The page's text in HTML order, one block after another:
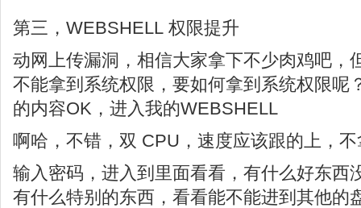
第三，WEBSHELL 权限提升
动网上传漏洞，相信大家拿下不少肉鸡吧，
不能拿到系统权限，要如何拿到系统权限呢
的内容OK，进入我的WEBSHELL
啊哈，不错，双 CPU，速度应该跟的上，
输入密码，进入到里面看看，有什么好东西
有什么特别的东西，看看能不能进到其他的